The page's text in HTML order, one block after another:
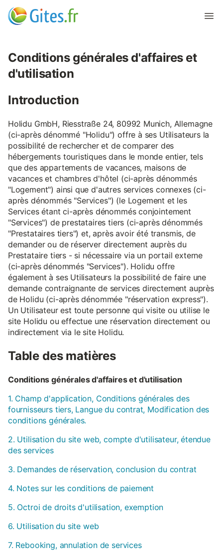
Conditions générales d'affaires et
d'utilisation
Introduction
Holidu GmbH, Riesstraße 24, 80992 Munich, Allemagne
(ci-après dénommé "Holidu") offre à ses Utilisateurs la
possibilité de rechercher et de comparer des
hébergements touristiques dans le monde entier, tels
que des appartements de vacances, maisons de
vacances et chambres d'hôtel (ci-après dénommés
"Logement") ainsi que d'autres services connexes (ci-
après dénommés "Services") (le Logement et les
Services étant ci-après dénommés conjointement
"Services") de prestataires tiers (ci-après dénommés
"Prestataires tiers") et, après avoir été transmis, de
demander ou de réserver directement auprès du
Prestataire tiers - si nécessaire via un portail externe
(ci-après dénommés "Services"). Holidu offre
également à ses Utilisateurs la possibilité de faire une
demande contraignante de services directement auprès
de Holidu (ci-après dénommée "réservation express").
Un Utilisateur est toute personne qui visite ou utilise le
site Holidu ou effectue une réservation directement ou
indirectement via le site Holidu.
Table des matières
Conditions générales d'affaires et d'utilisation
1. Champ d'application, Conditions générales des
fournisseurs tiers, Langue du contrat, Modification des
conditions générales.
2. Utilisation du site web, compte d'utilisateur, étendue
des services
3. Demandes de réservation, conclusion du contrat
4. Notes sur les conditions de paiement
5. Octroi de droits d'utilisation, exemption
6. Utilisation du site web
7. Rebooking, annulation de services